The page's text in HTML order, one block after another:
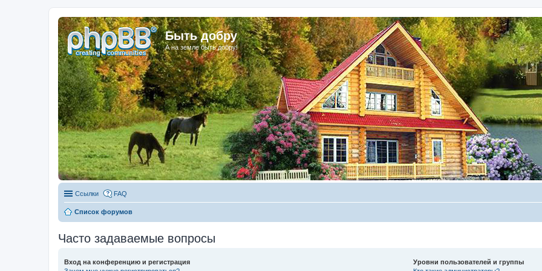
Быть добру
А на земле быть добру!
Ссылки FAQ
Список форумов
Часто задаваемые вопросы
Вход на конференцию и регистрация
Уровни пользователей и группы